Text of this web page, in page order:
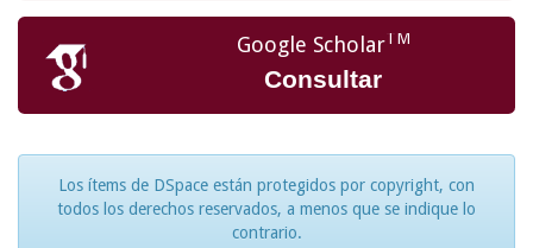
Google ScholarTM
Consultar
Los ítems de DSpace están protegidos por copyright, con
todos los derechos reservados, a menos que se indique lo
contrario.